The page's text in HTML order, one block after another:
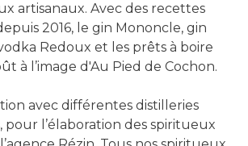
artisanaux. Avec des recettes
2016, le gin Mononcle, gin
Redoux et les prêts à boire
à l’image d'Au Pied de Cochon.
avec différentes distilleries
pour l’élaboration des spiritueux